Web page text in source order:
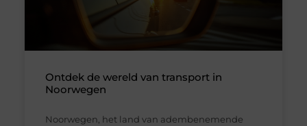
Ontdek de wereld van transport in
Noorwegen
Noorwegen, het land van adembenemende